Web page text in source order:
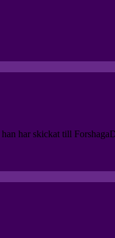
har skickat till